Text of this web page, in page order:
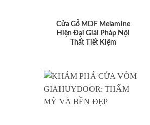
Cửa Gỗ MDF Melamine
Hiện Đại Giải Pháp Nội
Thất Tiết Kiệm